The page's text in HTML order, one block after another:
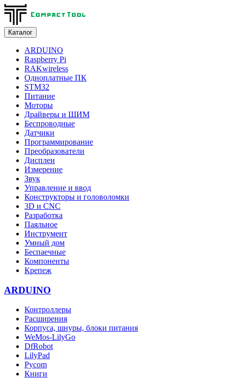
Каталог
ARDUINO
Raspberry Pi
RAKwireless
Одноплатные ПК
STM32
Питание
Моторы
Драйверы и ШИМ
Беспроводные
Датчики
Программирование
Преобразователи
Дисплеи
Измерение
Звук
Управление и ввод
Конструкторы и головоломки
3D и CNC
Разработка
Паяльное
Инструмент
Умный дом
Беспаечные
Компоненты
Крепеж
ARDUINO
Контроллеры
Расширения
Корпуса, шнуры, блоки питания
WeMos-LilyGo
DfRobot
LilyPad
Pycom
Книги